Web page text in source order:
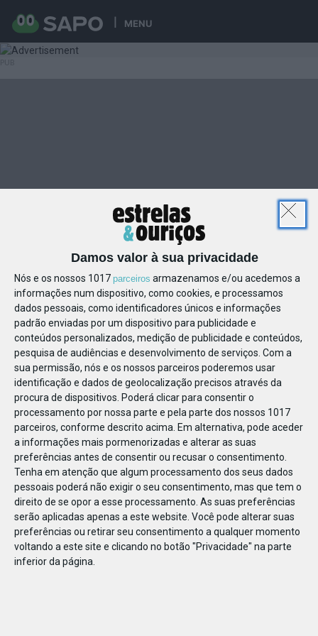
MENU
Damos valor à sua privacidade
Nós e os nossos 1017 parceiros armazenamos e/ou acedemos a
informações num dispositivo, como cookies, e processamos
dados pessoais, como identificadores únicos e informações
padrão enviadas por um dispositivo para publicidade e
conteúdos personalizados, medição de publicidade e conteúdos,
pesquisa de audiências e desenvolvimento de serviços. Com a
sua permissão, nós e os nossos parceiros poderemos usar
identificação e dados de geolocalização precisos através da
procura de dispositivos. Poderá clicar para consentir o
processamento por nossa parte e pela parte dos nossos 1017
parceiros, conforme descrito acima. Em alternativa, pode aceder
a informações mais pormenorizadas e alterar as suas
preferências antes de consentir ou recusar o consentimento.
Tenha em atenção que algum processamento dos seus dados
pessoais poderá não exigir o seu consentimento, mas que tem o
direito de se opor a esse processamento. As suas preferências
serão aplicadas apenas a este website. Você pode alterar suas
preferências ou retirar seu consentimento a qualquer momento
voltando a este site e clicando no botão "Privacidade" na parte
inferior da página.
841791128746275